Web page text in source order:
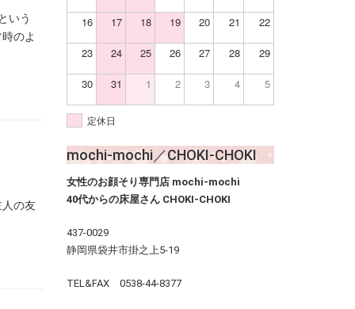
いう
のよ
の友
16 17 18 19 20 21 22
23 24 25 26 27 28 29
30 31 1 2 3 4 5
定休日
mochi-mochi／CHOKI-CHOKI
女性のお顔そり専門店 mochi-mochi
40代からの床屋さん CHOKI-CHOKI
437-0029
静岡県袋井市掛之上5-19
TEL&FAX 0538-44-8377